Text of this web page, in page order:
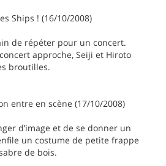
Ships ! (16/10/2008)
de répéter pour un concert.
approche, Seiji et Hiroto
broutilles.
entre en scène (17/10/2008)
d’image et de se donner un
un costume de petite frappe
de bois.